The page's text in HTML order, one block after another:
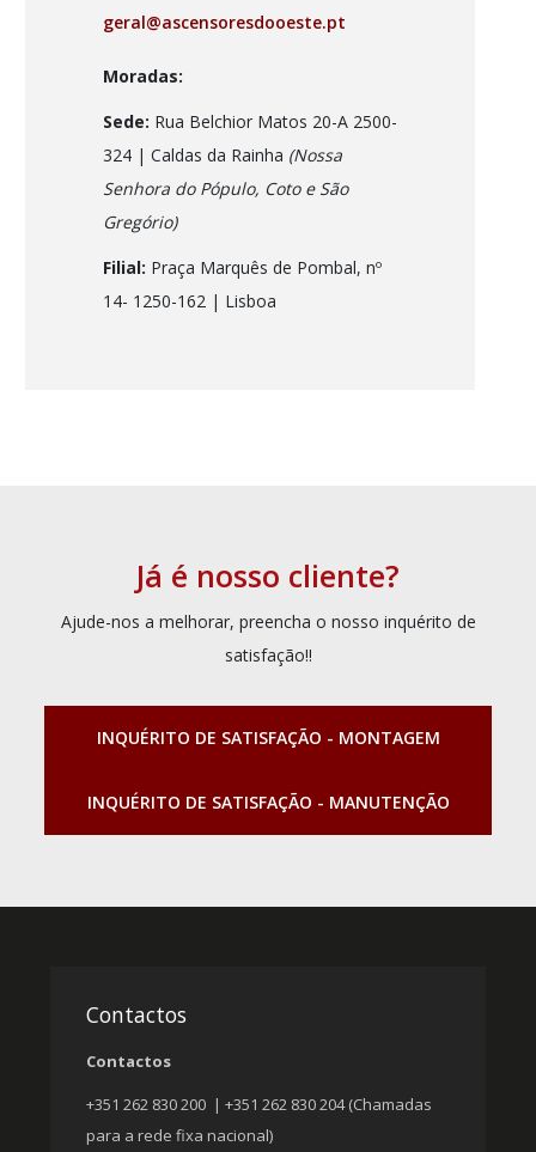
geral@ascensoresdooeste.pt
Moradas:
Sede: Rua Belchior Matos 20-A 2500-
324 | Caldas da Rainha (Nossa
Senhora do Pópulo, Coto e São
Gregório)
Filial: Praça Marquês de Pombal, nº
14- 1250-162 | Lisboa
Já é nosso cliente?
Ajude-nos a melhorar, preencha o nosso inquérito de
satisfação!!
INQUÉRITO DE SATISFAÇÃO - MONTAGEM
INQUÉRITO DE SATISFAÇÃO - MANUTENÇÃO
Contactos
Contactos
+351 262 830 200 | +351 262 830 204 (Chamadas
para a rede fixa nacional)